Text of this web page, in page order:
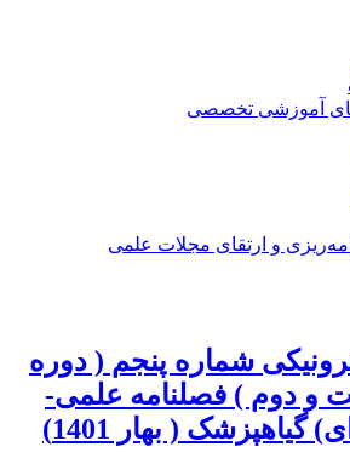
آموزشی تخصصی
و ارتقای مجلات علمی
شماره پنجم ( دوره
و دوم ) فصلنامه علمی-
( بهار 1401)